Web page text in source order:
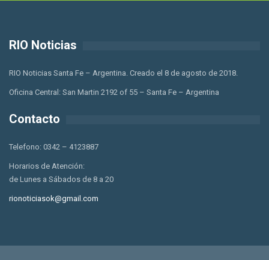
RIO Noticias
RIO Noticias Santa Fe – Argentina. Creado el 8 de agosto de 2018.
Oficina Central: San Martin 2192 of 55 – Santa Fe – Argentina
Contacto
Telefono: 0342 – 4123887
Horarios de Atención:
de Lunes a Sábados de 8 a 20
rionoticiasok@gmail.com